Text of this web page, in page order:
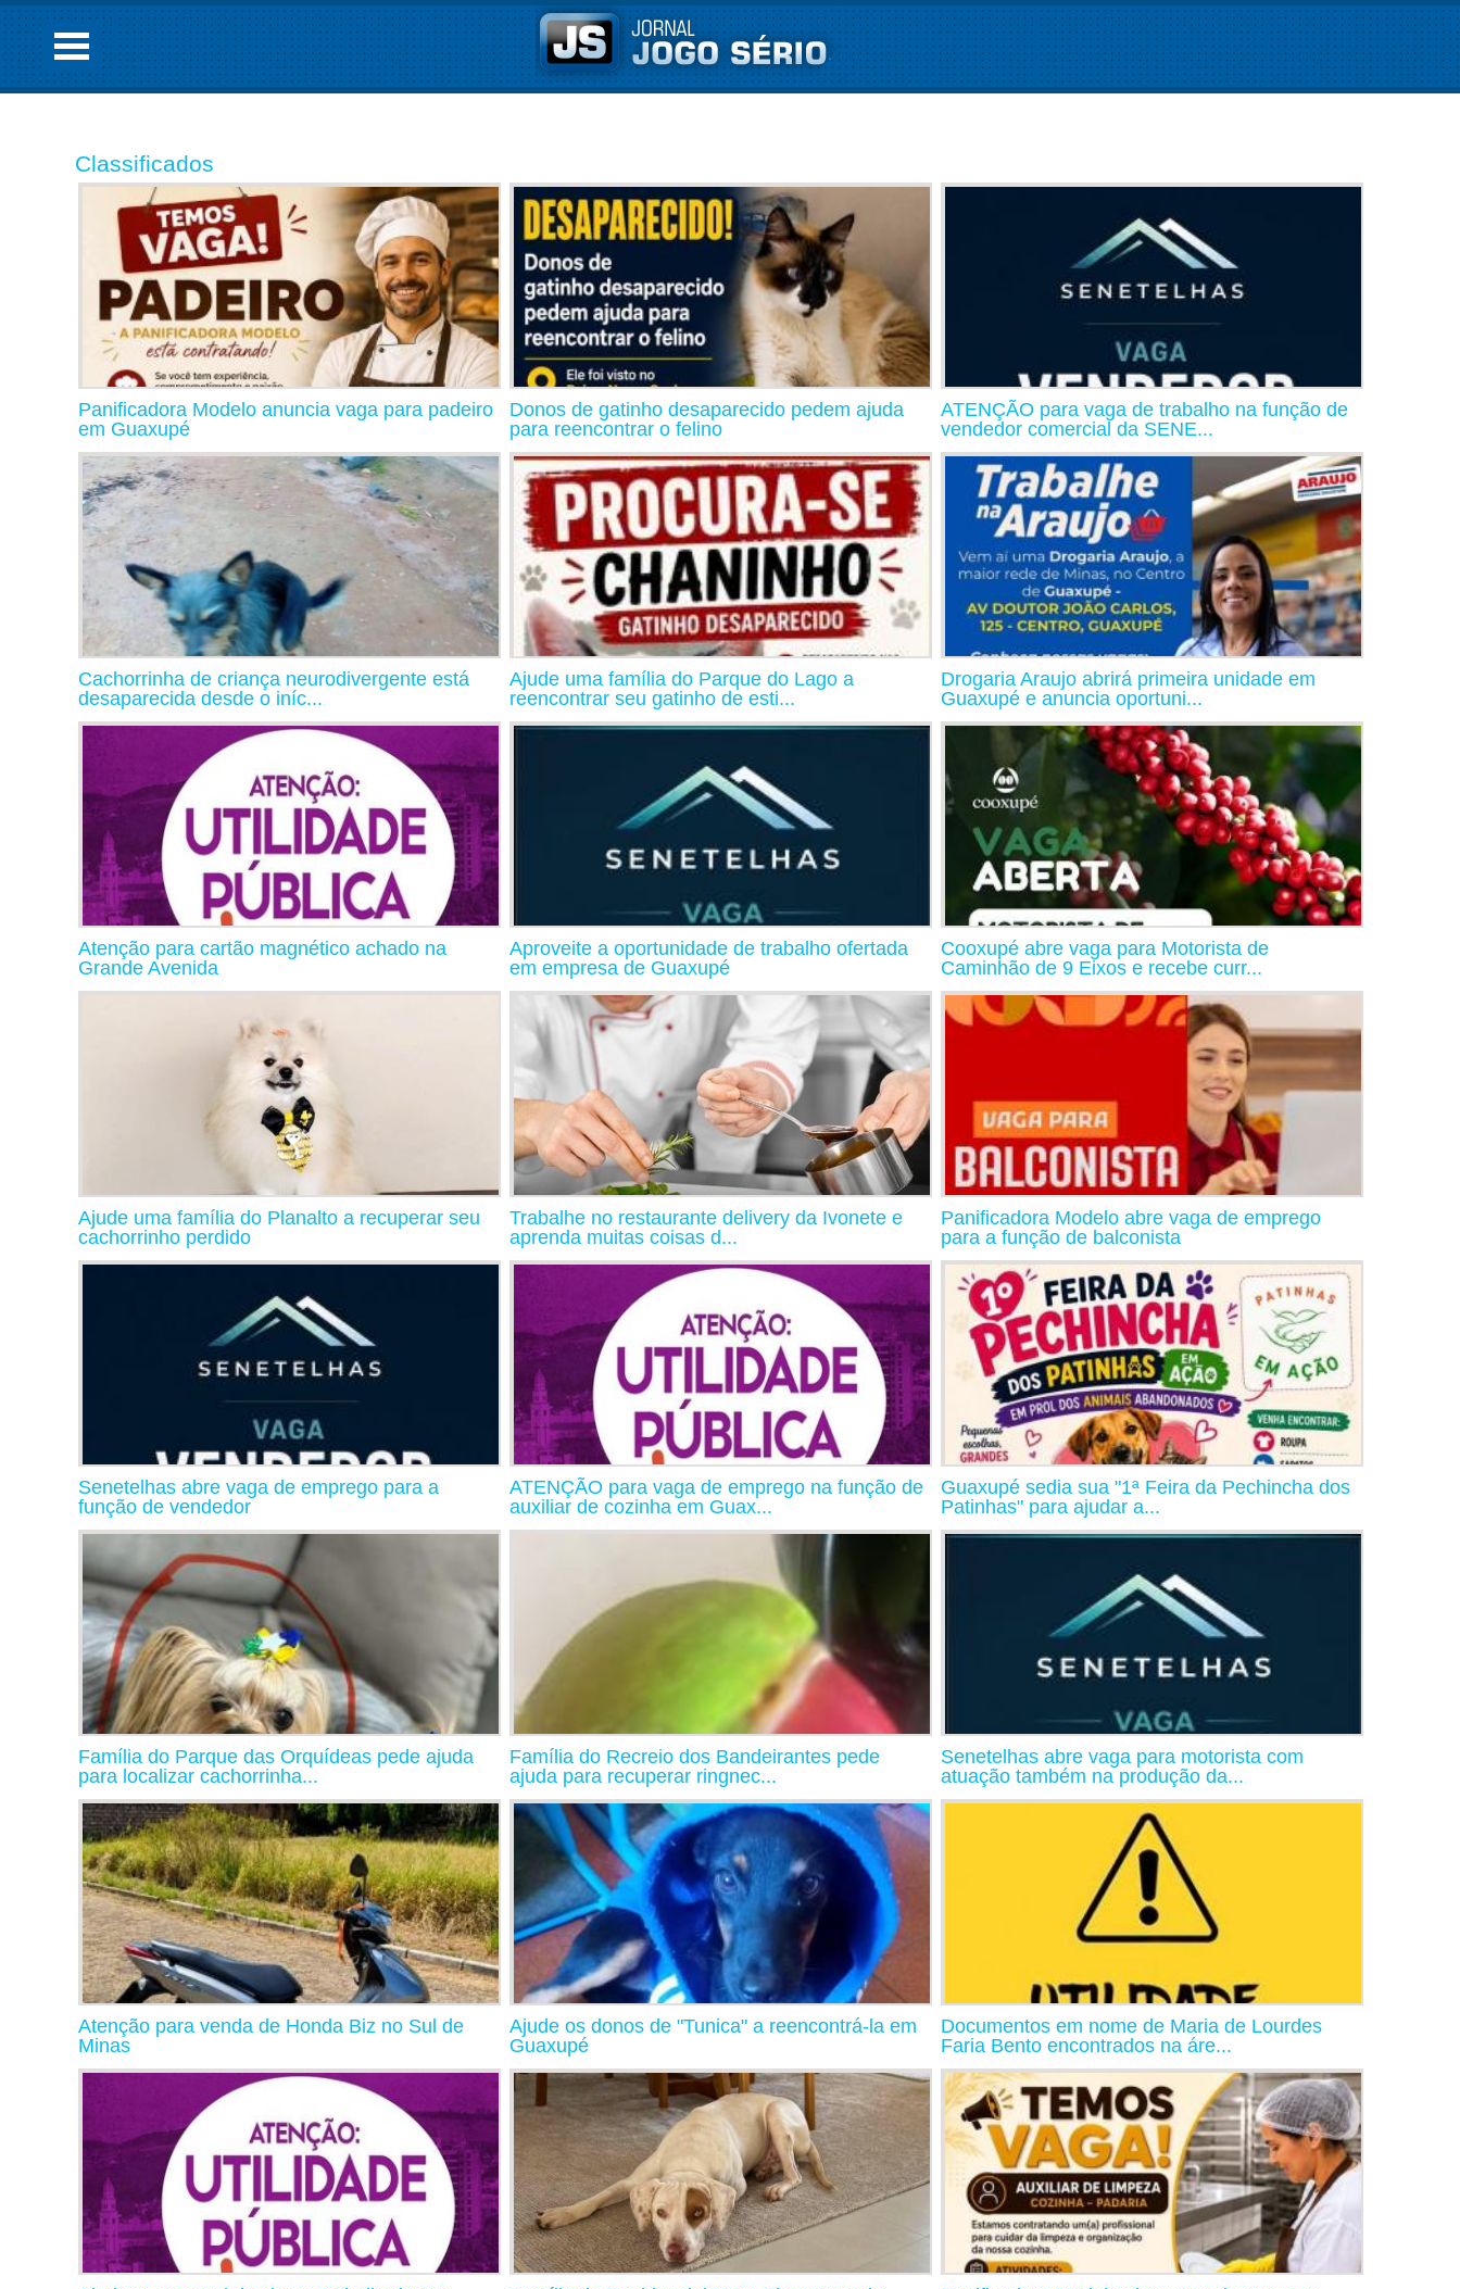
Classificados
Panificadora Modelo anuncia vaga para padeiro
em Guaxupé
Donos de gatinho desaparecido pedem ajuda
para reencontrar o felino
ATENÇÃO para vaga de trabalho na função de
vendedor comercial da SENE...
Cachorrinha de criança neurodivergente está
desaparecida desde o iníc...
Ajude uma família do Parque do Lago a
reencontrar seu gatinho de esti...
Drogaria Araujo abrirá primeira unidade em
Guaxupé e anuncia oportuni...
Atenção para cartão magnético achado na
Grande Avenida
Aproveite a oportunidade de trabalho ofertada
em empresa de Guaxupé
Cooxupé abre vaga para Motorista de
Caminhão de 9 Eixos e recebe curr...
Ajude uma família do Planalto a recuperar seu
cachorrinho perdido
Trabalhe no restaurante delivery da Ivonete e
aprenda muitas coisas d...
Panificadora Modelo abre vaga de emprego
para a função de balconista
Senetelhas abre vaga de emprego para a
função de vendedor
ATENÇÃO para vaga de emprego na função de
auxiliar de cozinha em Guax...
Guaxupé sedia sua "1ª Feira da Pechincha dos
Patinhas" para ajudar a...
Família do Parque das Orquídeas pede ajuda
para localizar cachorrinha...
Família do Recreio dos Bandeirantes pede
ajuda para recuperar ringnec...
Senetelhas abre vaga para motorista com
atuação também na produção da...
Atenção para venda de Honda Biz no Sul de
Minas
Ajude os donos de "Tunica" a reencontrá-la em
Guaxupé
Documentos em nome de Maria de Lourdes
Faria Bento encontrados na áre...